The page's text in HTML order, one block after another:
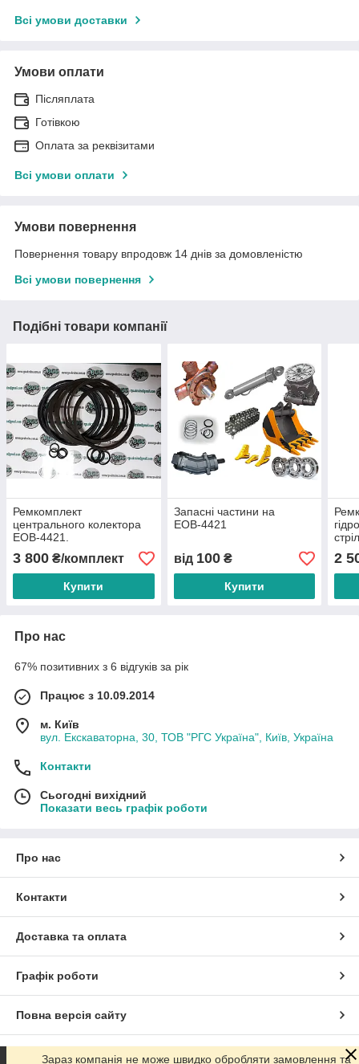
Всі умови доставки
Умови оплати
Післяплата
Готівкою
Оплата за реквізитами
Всі умови оплати
Умови повернення
Повернення товару впродовж 14 днів за домовленістю
Всі умови повернення
Подібні товари компанії
Ремкомплект
центрального колектора
ЕОВ-4421.
3 800 ₴/комплект
Купити
Запасні частини на
ЕОВ-4421
від 100₴
Купити
2
Про нас
67% позитивних з 6 відгуків за рік
Працює з 10.09.2014
м. Київ
вул. Екскаваторна, 30, ТОВ "РГС Україна", Київ, Україна
Контакти
Сьогодні вихідний
Показати весь графік роботи
Про нас
Контакти
Доставка та оплата
Графік роботи
Повна версія сайту
Сайт створено на маркетплейсіProm.ua
Зараз компанія не може швидко обробляти замовлення та